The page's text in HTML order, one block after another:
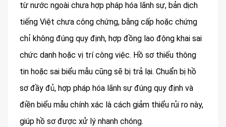
từ nước ngoài chưa hợp pháp hóa lãnh sự, bản dịch
tiếng Việt chưa công chứng, bằng cấp hoặc chứng
chỉ không đúng quy định, hợp đồng lao động khai sai
chức danh hoặc vị trí công việc. Hồ sơ thiếu thông
tin hoặc sai biểu mẫu cũng sẽ bị trả lại. Chuẩn bị hồ
sơ đầy đủ, hợp pháp hóa lãnh sự đúng quy định và
điền biểu mẫu chính xác là cách giảm thiểu rủi ro này,
giúp hồ sơ được xử lý nhanh chóng.